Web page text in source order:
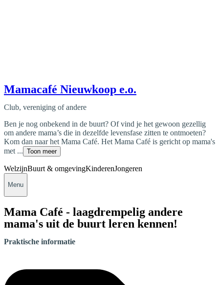
Mamacafé Nieuwkoop e.o.
Club, vereniging of andere
Ben je nog onbekend in de buurt? Of vind je het gewoon gezellig
om andere mama’s die in dezelfde levensfase zitten te ontmoeten?
Kom dan naar het Mama Café. Het Mama Café is gericht op mama's
met ... Toon meer
WelzijnBuurt & omgevingKinderenJongeren
Menu
Mama Café - laagdrempelig andere
mama's uit de buurt leren kennen!
Praktische informatie